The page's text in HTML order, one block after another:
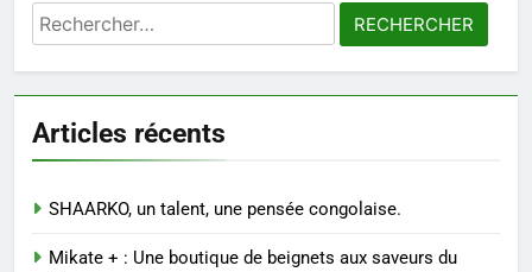
Rechercher :
Articles récents
SHAARKO, un talent, une pensée congolaise.
Mikate + : Une boutique de beignets aux saveurs du